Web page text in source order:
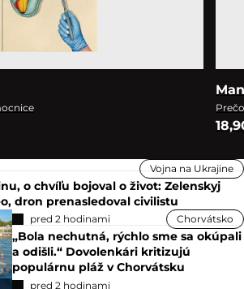
Vojna na Ukrajine
o chvíľu bojoval o život: Zelenskyj
dron prenasledoval civilistu
pred 2 hodinami Chorvátsko
„Bola nechutná, rýchlo sme sa okúpali
a odišli.“ Dovolenkári kritizujú
populárnu pláž v Chorvátsku
pred 2 hodinami